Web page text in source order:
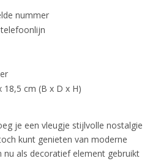
nummer
18,5 cm (B x D x H)
je een vleugje stijlvolle nostalgie
kunt genieten van moderne
als decoratief element gebruikt